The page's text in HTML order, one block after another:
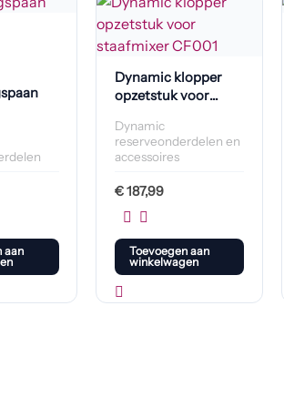
aan
Dynamic klopper
opzetstuk voor
Dynamic
reserveonderdelen en
accessoires
€187,99
Toevoegen aan
winkelwagen